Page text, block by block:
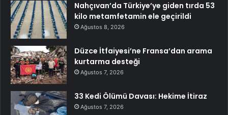
Nahçıvan’da Türkiye’ye giden tırda 53
kilo metamfetamin ele geçirildi
Ağustos 8, 2026
Düzce İtfaiyesi’ne Fransa’dan arama
kurtarma desteği
Ağustos 7, 2026
33 Kedi Ölümü Davası: Hekime İtiraz
Ağustos 7, 2026